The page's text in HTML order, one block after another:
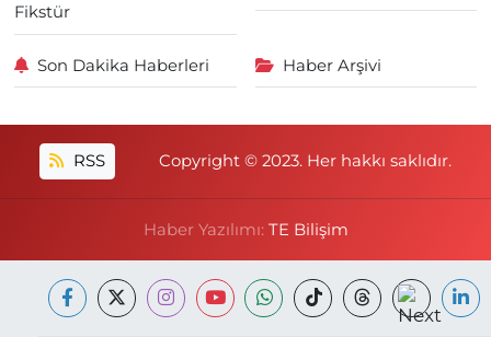
Fikstür
Son Dakika Haberleri Haber Arşivi
RSS Copyright © 2023. Her hakkı saklıdır.
Haber Yazılımı: TE Bilişim